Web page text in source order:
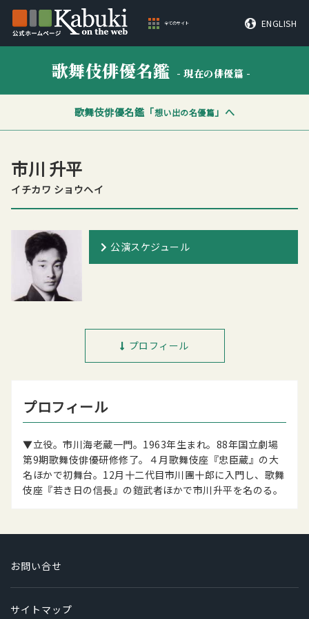
全てのサイト ENGLISH
歌舞伎俳優名鑑 - 現在の俳優篇 -
歌舞伎俳優名鑑「想い出の名優篇」へ
市川 升平
イチカワ ショウヘイ
公演スケジュール
プロフィール
プロフィール
▼立役。市川海老蔵一門。1963年生まれ。88年国立劇場
第9期歌舞伎俳優研修修了。４月歌舞伎座『忠臣蔵』の大
名ほかで初舞台。12月十二代目市川團十郎に入門し、歌舞
伎座『若き日の信長』の鎧武者ほかで市川升平を名のる。
お問い合せ
サイトマップ